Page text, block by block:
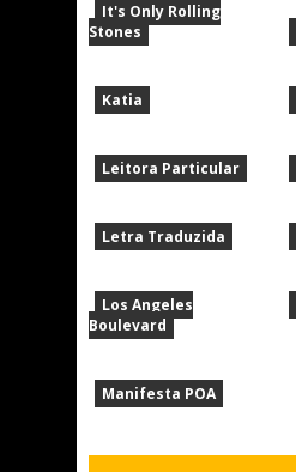
It's Only Rolling
Stones
Katia
Leitora Particular
Letra Traduzida
Los Angeles
Boulevard
Manifesta POA